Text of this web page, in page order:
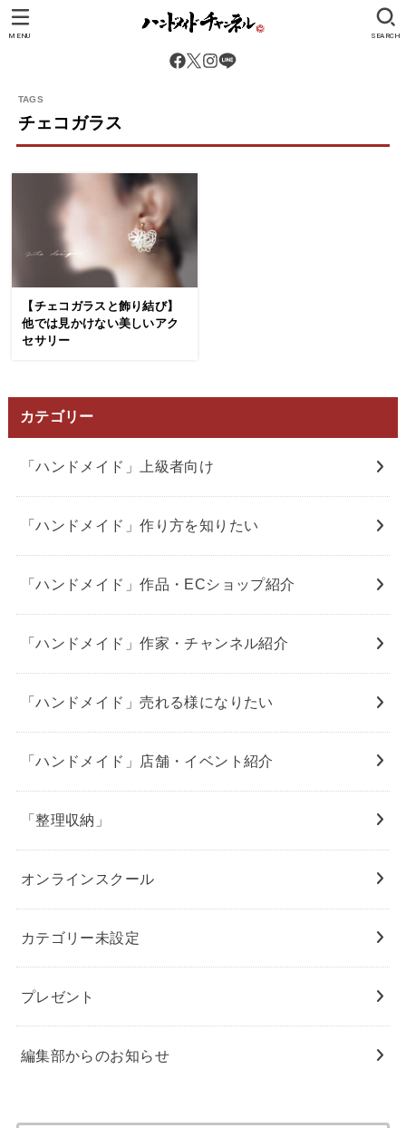
SEARCH
MENU
チェコガラス
【チェコガラスと飾り結び】
他では見かけない美しいアク
セサリー
カテゴリー
「ハンドメイド」上級者向け
「ハンドメイド」作り方を知りたい
「ハンドメイド」作品・ECショップ紹介
「ハンドメイド」作家・チャンネル紹介
「ハンドメイド」売れる様になりたい
「ハンドメイド」店舗・イベント紹介
「整理収納」
オンラインスクール
カテゴリー未設定
プレゼント
編集部からのお知らせ